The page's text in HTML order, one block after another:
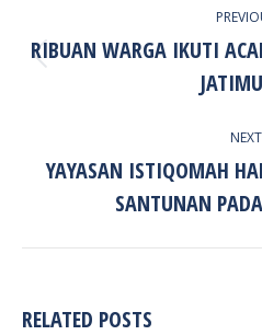
RIBUAN WARGA IKUTI
NEXT
YAYASAN ISTIQOMAH
SANTUNAN
RELATED POSTS